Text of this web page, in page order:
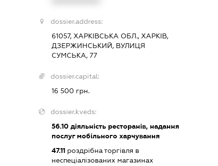
dossier.address:
61057, ХАРКІВСЬКА ОБЛ., ХАРКІВ,
ДЗЕРЖИНСЬКИЙ, ВУЛИЦЯ
СУМСЬКА, 77
dossier.capital:
16 500 грн.
dossier.kveds:
56.10діяльність ресторанів, надання
послуг мобільного харчування
47.11роздрібна торгівля в
неспеціалізованих магазинах